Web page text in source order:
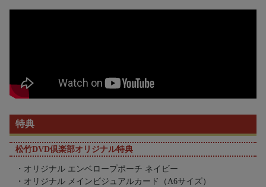
特典
松竹DVD倶楽部オリジナル特典
・オリジナル エンベロープポーチ ネイビー
・オリジナル メインビジュアルカード（A6サイズ）